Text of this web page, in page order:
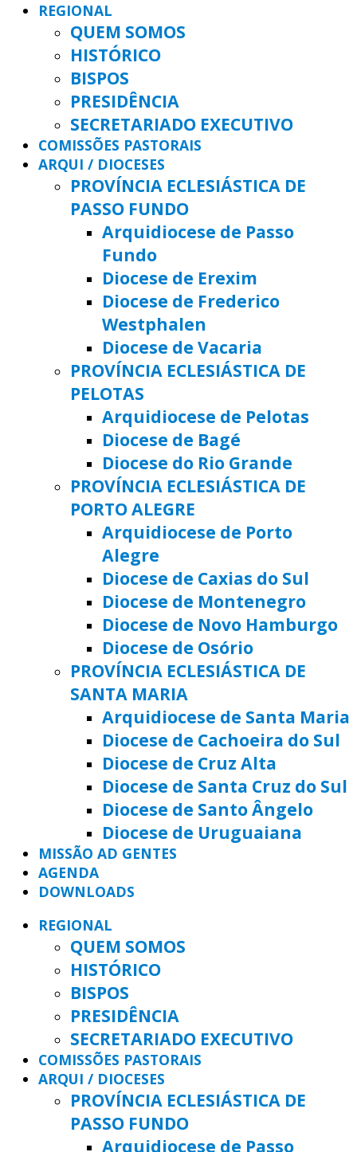
REGIONAL
QUEM SOMOS
HISTÓRICO
BISPOS
PRESIDÊNCIA
SECRETARIADO EXECUTIVO
COMISSÕES PASTORAIS
ARQUI / DIOCESES
PROVÍNCIA ECLESIÁSTICA DE
PASSO FUNDO
Arquidiocese de Passo
Fundo
Diocese de Erexim
Diocese de Frederico
Westphalen
Diocese de Vacaria
PROVÍNCIA ECLESIÁSTICA DE
PELOTAS
Arquidiocese de Pelotas
Diocese de Bagé
Diocese do Rio Grande
PROVÍNCIA ECLESIÁSTICA DE
PORTO ALEGRE
Arquidiocese de Porto
Alegre
Diocese de Caxias do Sul
Diocese de Montenegro
Diocese de Novo Hamburgo
Diocese de Osório
PROVÍNCIA ECLESIÁSTICA DE
SANTA MARIA
Arquidiocese de Santa Maria
Diocese de Cachoeira do Sul
Diocese de Cruz Alta
Diocese de Santa Cruz do Sul
Diocese de Santo Ângelo
Diocese de Uruguaiana
MISSÃO AD GENTES
AGENDA
DOWNLOADS
REGIONAL
QUEM SOMOS
HISTÓRICO
BISPOS
PRESIDÊNCIA
SECRETARIADO EXECUTIVO
COMISSÕES PASTORAIS
ARQUI / DIOCESES
PROVÍNCIA ECLESIÁSTICA DE
PASSO FUNDO
Arquidiocese de Passo